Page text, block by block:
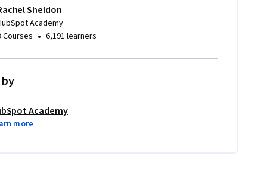
Sheldon
Academy
Courses • 6,191 learners
Academy
more